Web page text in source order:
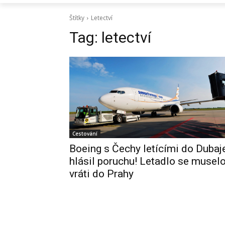
Štítky Letectví
Tag: letectví
Cestování
Boeing s Čechy letícími do
hlásil poruchu! Letadlo se
vráti do Prahy